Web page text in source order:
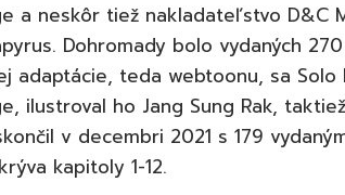
a neskôr tiež nakladateľstvo D&C
Dohromady bolo vydaných
adaptácie, teda webtoonu, sa
ilustroval ho Jang Sung Rak,
v decembri 2021 s 179
kapitoly 1-12.